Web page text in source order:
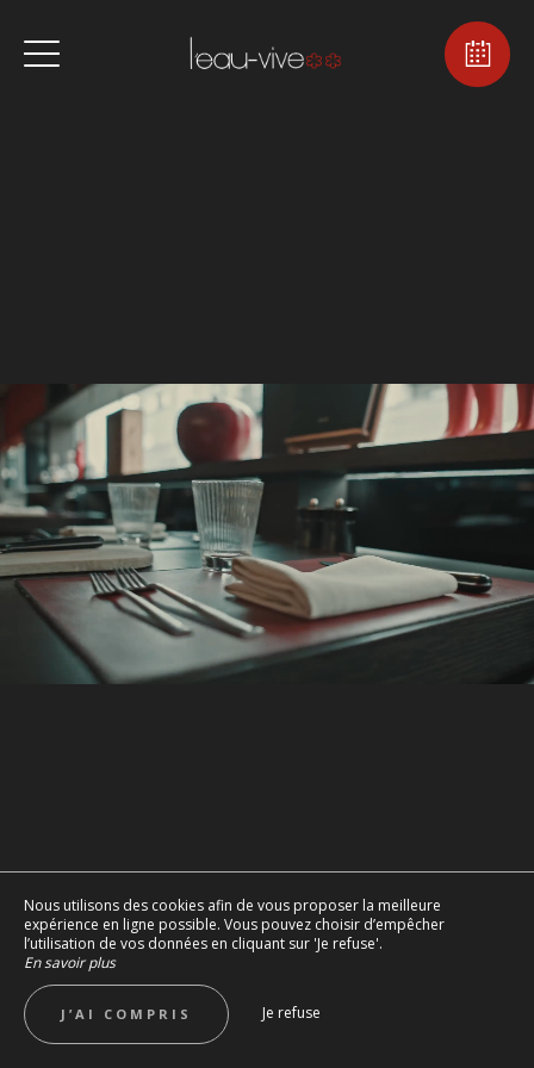
Nous utilisons des cookies afin de vous proposer la meilleure
expérience en ligne possible. Vous pouvez choisir d’empêcher
l’utilisation de vos données en cliquant sur 'Je refuse'.
En savoir plus
J’AI COMPRIS Je refuse